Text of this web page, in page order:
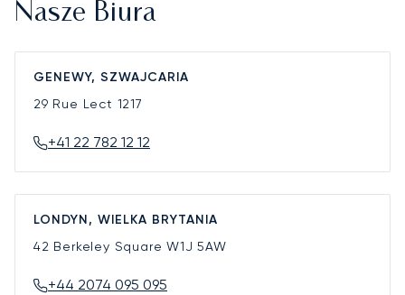
Nasze Biura
GENEWY, SZWAJCARIA
29 Rue Lect 1217
+41 22 782 12 12
LONDYN, WIELKA BRYTANIA
42 Berkeley SquareW1J 5AW
+44 2074 095 095